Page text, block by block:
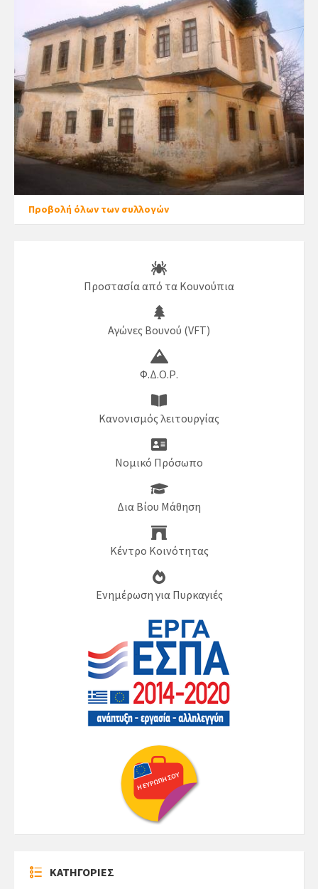
Προβολή όλων των συλλογών
Προστασία από τα Κουνούπια
Αγώνες Βουνού (VFT)
Φ.Δ.Ο.Ρ.
Κανονισμός λειτουργίας
Νομικό Πρόσωπο
Δια Βίου Μάθηση
Κέντρο Κοινότητας
Ενημέρωση για Πυρκαγιές
ΚΑΤΗΓΟΡΙΕΣ